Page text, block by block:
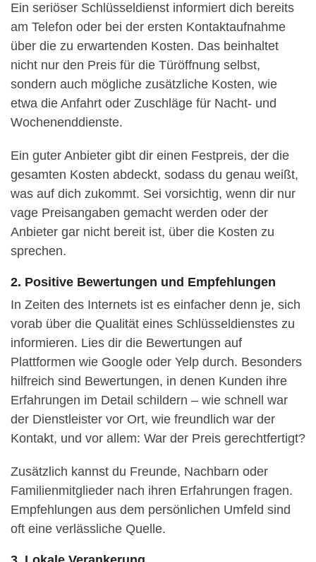
Ein seriöser Schlüsseldienst informiert dich bereits
am Telefon oder bei der ersten Kontaktaufnahme
über die zu erwartenden Kosten. Das beinhaltet
nicht nur den Preis für die Türöffnung selbst,
sondern auch mögliche zusätzliche Kosten, wie
etwa die Anfahrt oder Zuschläge für Nacht- und
Wochenenddienste.
Ein guter Anbieter gibt dir einen Festpreis, der die
gesamten Kosten abdeckt, sodass du genau weißt,
was auf dich zukommt. Sei vorsichtig, wenn dir nur
vage Preisangaben gemacht werden oder der
Anbieter gar nicht bereit ist, über die Kosten zu
sprechen.
2. Positive Bewertungen und Empfehlungen
In Zeiten des Internets ist es einfacher denn je, sich
vorab über die Qualität eines Schlüsseldienstes zu
informieren. Lies dir die Bewertungen auf
Plattformen wie Google oder Yelp durch. Besonders
hilfreich sind Bewertungen, in denen Kunden ihre
Erfahrungen im Detail schildern – wie schnell war
der Dienstleister vor Ort, wie freundlich war der
Kontakt, und vor allem: War der Preis gerechtfertigt?
Zusätzlich kannst du Freunde, Nachbarn oder
Familienmitglieder nach ihren Erfahrungen fragen.
Empfehlungen aus dem persönlichen Umfeld sind
oft eine verlässliche Quelle.